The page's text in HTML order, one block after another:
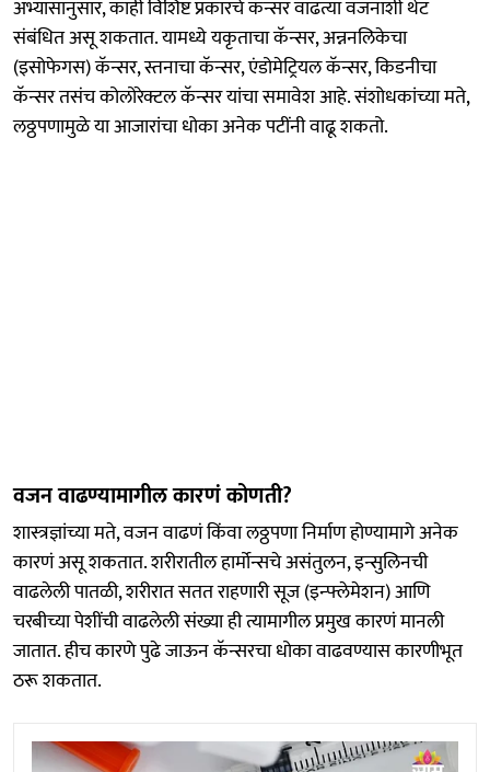
अभ्यासानुसार, काही विशिष्ट प्रकारचे कॅन्सर वाढत्या वजनाशी थेट
संबंधित असू शकतात. यामध्ये यकृताचा कॅन्सर, अन्ननलिकेचा
(इसोफेगस) कॅन्सर, स्तनाचा कॅन्सर, एंडोमेट्रियल कॅन्सर, किडनीचा
कॅन्सर तसंच कोलोरेक्टल कॅन्सर यांचा समावेश आहे. संशोधकांच्या मते,
लठ्ठपणामुळे या आजारांचा धोका अनेक पटींनी वाढू शकतो.
वजन वाढण्यामागील कारणं कोणती?
शास्त्रज्ञांच्या मते, वजन वाढणं किंवा लठ्ठपणा निर्माण होण्यामागे अनेक
कारणं असू शकतात. शरीरातील हार्मोन्सचे असंतुलन, इन्सुलिनची
वाढलेली पातळी, शरीरात सतत राहणारी सूज (इन्फ्लेमेशन) आणि
चरबीच्या पेशींची वाढलेली संख्या ही त्यामागील प्रमुख कारणं मानली
जातात. हीच कारणे पुढे जाऊन कॅन्सरचा धोका वाढवण्यास कारणीभूत
ठरू शकतात.